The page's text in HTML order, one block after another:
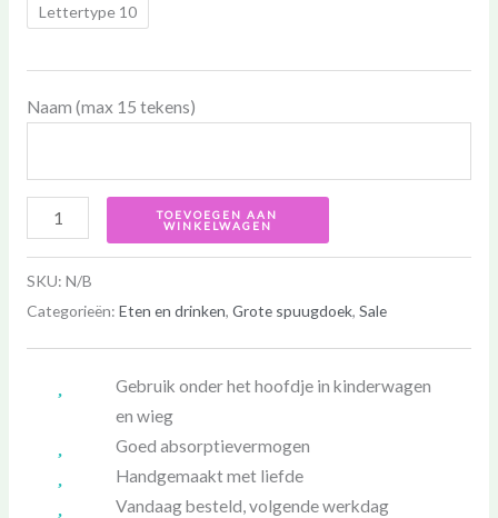
Lettertype 10
Naam (max 15 tekens)
TOEVOEGEN AAN
WINKELWAGEN
SKU: N/B
Categorieën: Eten en drinken, Grote spuugdoek, Sale
Gebruik onder het hoofdje in kinderwagen
en wieg
Goed absorptievermogen
Handgemaakt met liefde
Vandaag besteld, volgende werkdag